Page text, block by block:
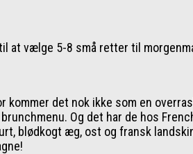
at vælge 5-8 små retter til
kommer det nok ikke som en
Og det har de hos
blødkogt æg, ost og fransk